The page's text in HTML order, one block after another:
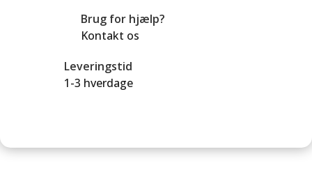
Brug for hjælp?
Kontakt os
Leveringstid
1-3 hverdage